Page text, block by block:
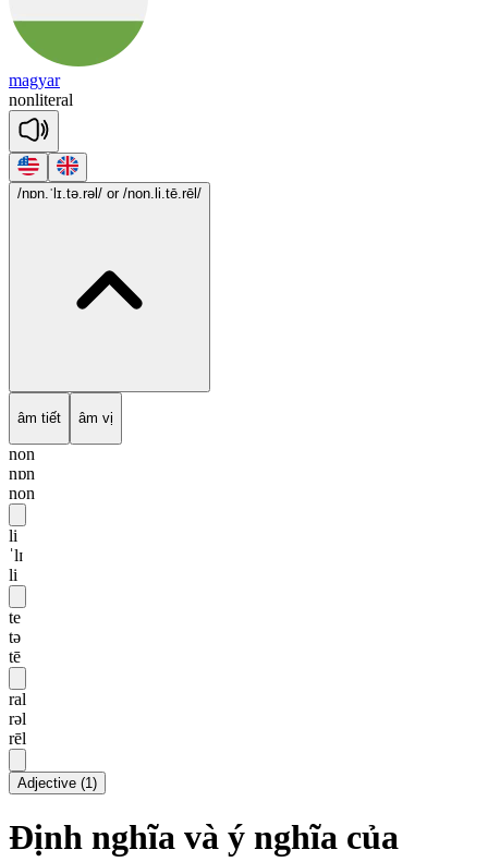
magyar
nonliteral
/nɒn.ˈlɪ.tə.rəl/ or /non.li.tē.rēl/
âm tiết âm vị
non
nɒn
non
li
ˈlɪ
li
te
tə
tē
ral
rəl
rēl
Adjective (1)
Định nghĩa và ý nghĩa của